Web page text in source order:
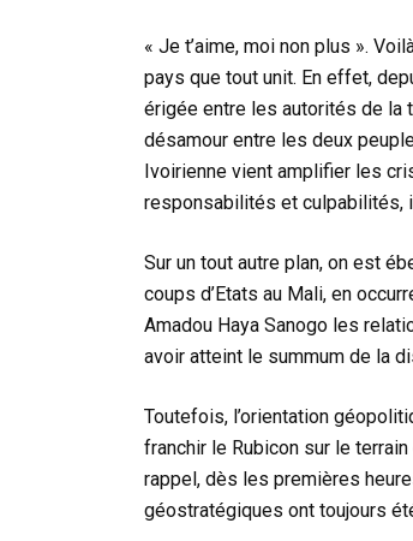
« Je t’aime, moi non plus ».
pays que tout unit. En effet,
érigée entre les autorités de la
désamour entre les deux
Ivoirienne vient amplifier les
responsabilités et culpabilités,
Sur un tout autre plan, on est
coups d’Etats au Mali, en
Amadou Haya Sanogo les
avoir atteint le summum de la
Toutefois, l’orientation
franchir le Rubicon sur le
rappel, dès les premières
géostratégiques ont toujours